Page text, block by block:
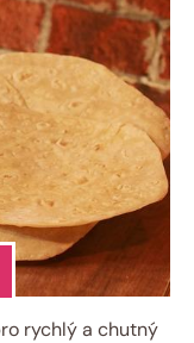
rychlý a chutný